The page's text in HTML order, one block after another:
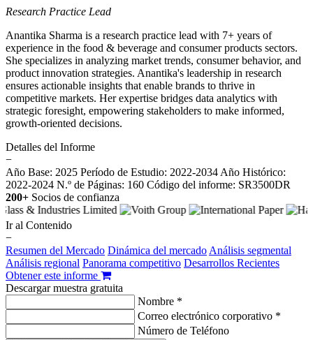
Research Practice Lead
Anantika Sharma is a research practice lead with 7+ years of
experience in the food & beverage and consumer products sectors.
She specializes in analyzing market trends, consumer behavior, and
product innovation strategies. Anantika's leadership in research
ensures actionable insights that enable brands to thrive in
competitive markets. Her expertise bridges data analytics with
strategic foresight, empowering stakeholders to make informed,
growth-oriented decisions.
Detalles del Informe
−
Año Base: 2025 Período de Estudio: 2022-2034Año Histórico:
2022-2024 N.º de Páginas: 160 Código del informe: SR3500DR
200+ Socios de confianza
Ir al Contenido
−
Resumen del Mercado Dinámica del mercadoAnálisis segmental
Análisis regional Panorama competitivo Desarrollos Recientes
Obtener este informe
Descargar muestra gratuita
Nombre *
Correo electrónico corporativo *
Número de Teléfono